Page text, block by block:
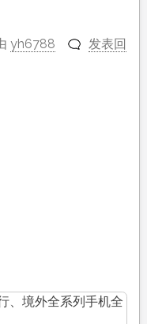
yh6788
发表回